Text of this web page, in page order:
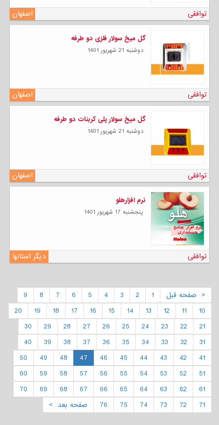
اصفهان توافقی
گل میخ سولار فلزی دو طرفه
دوشنبه 21 شهریور 1401
اصفهان توافقی
گل میخ سولار پلی کربنات دو طرفه
دوشنبه 21 شهریور 1401
اصفهان توافقی
نرم افزارهلو
پنجشنبه 17 شهریور 1401
دیگر استانها توافقی
< صفحه قبل 1
2
3
4
5
6
7
8
9
10
11
12
13
14
15
16
17
18
19
20
21
22
23
24
25
26
27
28
29
30
31
32
33
34
35
36
37
38
39
40
41
42
43
44
45
46
47
48
49
50
51
52
53
54
55
56
57
58
59
60
61
62
63
64
65
66
67
68
69
70
71
72
73
74
75
76 صفحه بعد >